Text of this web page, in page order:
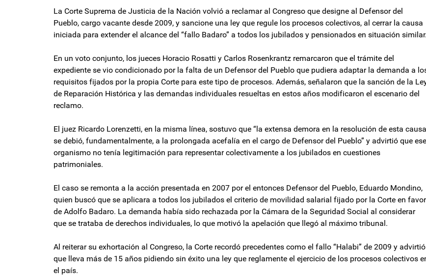
La Corte Suprema de Justicia de la Nación volvió a reclamar al Congreso que designe al Defensor del
Pueblo, cargo vacante desde 2009, y sancione una ley que regule los procesos colectivos, al cerrar la causa
iniciada para extender el alcance del “fallo Badaro” a todos los jubilados y pensionados en situación similar.
En un voto conjunto, los jueces Horacio Rosatti y Carlos Rosenkrantz remarcaron que el trámite del
expediente se vio condicionado por la falta de un Defensor del Pueblo que pudiera adaptar la demanda a
requisitos fijados por la propia Corte para este tipo de procesos. Además, señalaron que la sanción de la
de Reparación Histórica y las demandas individuales resueltas en estos años modificaron el escenario del
reclamo.
El juez Ricardo Lorenzetti, en la misma línea, sostuvo que “la extensa demora en la resolución de esta causa
se debió, fundamentalmente, a la prolongada acefalía en el cargo de Defensor del Pueblo” y advirtió que ese
organismo no tenía legitimación para representar colectivamente a los jubilados en cuestiones
patrimoniales.
El caso se remonta a la acción presentada en 2007 por el entonces Defensor del Pueblo, Eduardo Mondino,
quien buscó que se aplicara a todos los jubilados el criterio de movilidad salarial fijado por la Corte en favor
de Adolfo Badaro. La demanda había sido rechazada por la Cámara de la Seguridad Social al considerar
que se trataba de derechos individuales, lo que motivó la apelación que llegó al máximo tribunal.
Al reiterar su exhortación al Congreso, la Corte recordó precedentes como el fallo “Halabi” de 2009 y advirtió
que lleva más de 15 años pidiendo sin éxito una ley que reglamente el ejercicio de los procesos colectivos
el país.